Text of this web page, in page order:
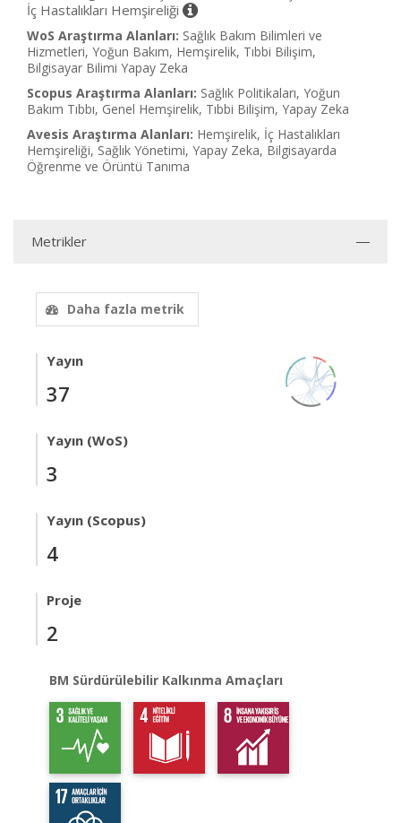
İç Hastalıkları Hemşireliği
WoS Araştırma Alanları: Sağlık Bakım Bilimleri ve
Hizmetleri, Yoğun Bakım, Hemşirelik, Tıbbi Bilişim,
Bilgisayar Bilimi Yapay Zeka
Scopus Araştırma Alanları: Sağlık Politikaları, Yoğun
Bakım Tıbbı, Genel Hemşirelik, Tıbbi Bilişim, Yapay Zeka
Avesis Araştırma Alanları: Hemşirelik, İç Hastalıkları
Hemşireliği, Sağlık Yönetimi, Yapay Zeka, Bilgisayarda
Öğrenme ve Örüntü Tanıma
Metrikler
Daha fazla metrik
Yayın
37
Yayın (WoS)
3
Yayın (Scopus)
4
Proje
2
BM Sürdürülebilir Kalkınma Amaçları